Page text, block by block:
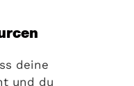
deine
und du